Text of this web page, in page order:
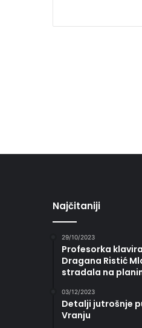
Najčitaniji
29/10/2023
Profesorka
Dragana Ristić
stradala na
03/12/2023
Detalji jutrošnje
Vranju